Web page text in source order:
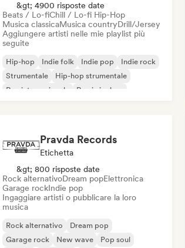
&gt; 4900 risposte date
Beats / Lo-fiChill / Lo-fi Hip-Hop
Musica classicaMusica countryDrill/Jersey
Aggiungere artisti nelle mie playlist più
seguite
Hip-hop Indie folk Indie pop
Indie rock
Strumentale
Hip-hop strumentale
Rap internazionale
Rap in inglese
Pravda Records
Etichetta
&gt; 800 risposte date
Rock alternativoDream popElettronica
Garage rockIndie pop
Ingaggiare artisti o pubblicare la loro
musica
Rock alternativo
Dream pop
Garage rock
New wave Pop soul